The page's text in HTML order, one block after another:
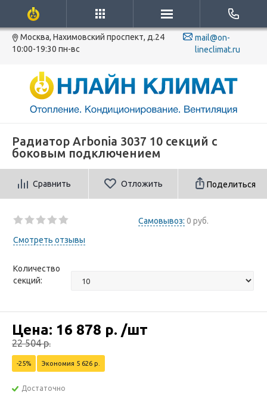
Москва, Нахимовский проспект, д.24
10:00-19:30 пн-вс
mail@on-
lineclimat.ru
Радиатор Arbonia 3037 10 секций с
боковым подключением
Сравнить Отложить Поделиться
Самовывоз: 0 руб.
Смотреть отзывы
Количество
секций:
Цена: 16 878 р. /шт
22 504р.
-25% Экономия 5 626 р.
Достаточно